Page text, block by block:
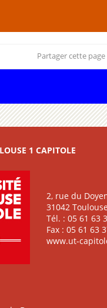
Partager cette page
1 CAPITOLE
2, rue du
31042
Tél. : 05 61 63
Fax : 05 61 63
www.ut-